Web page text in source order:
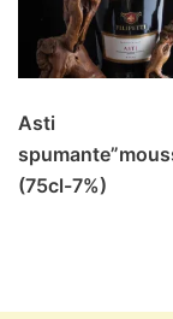
Asti
(75cl-7%)